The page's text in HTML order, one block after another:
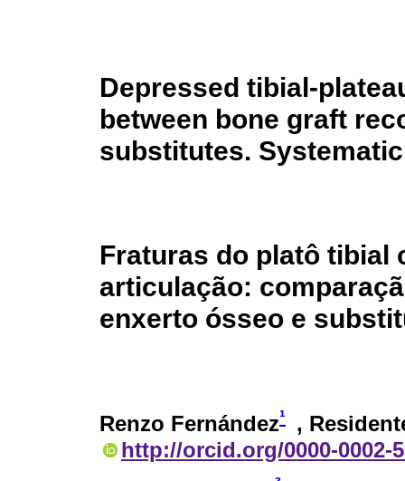
Depressed tibial-
between bone graft
substitutes.
Fraturas do platô tibial
articulação:
enxerto ósseo e
Renzo Fernández¹
,
http://orcid.org/0000-0002-